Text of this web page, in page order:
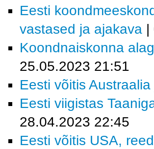
Eesti
vastased ja ajakava |
Koondnaiskonna
25.05.2023 21:51
Eesti võitis
Eesti viigistas
28.04.2023 22:45
Eesti võitis USA,